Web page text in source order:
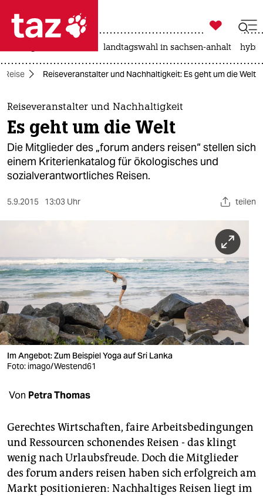
 taz zahl ich
taz zahl ich
themen
politik
öko
berlin
nord
wahrheit
verlag
verlag
veranstaltungen
fragen & hilfe
unterstützen
abo

taz zahl ich
landtagswahl in sachsen-anhalt
Reise Reiseveranstalter und Nachhaltigkeit: Es geht um die Welt
Reiseveranstalter und Nachhaltigkeit
Es geht um die Welt
Die Mitglieder des „forum anders reisen“ stellen sich
einem Kriterienkatalog für ökologisches und
sozialverantwortliches Reisen.
5.9.2015 13:03 Uhr teilen
Im Angebot: Zum Beispiel Yoga auf Sri Lanka
Foto: imago/Westend61
Von Petra Thomas
Gerechtes Wirtschaften, faire Arbeitsbedingungen
und Ressourcen schonendes Reisen - das klingt
wenig nach Urlaubsfreude. Doch die Mitglieder
des forum anders reisen haben sich erfolgreich am
Markt positionieren: Nachhaltiges Reisen liegt im